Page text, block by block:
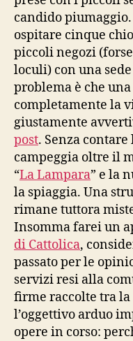
candido
ospitare cinque
piccoli negozi
loculi) con una
problema è che
completamente la
giustamente
post. Senza
campeggia oltre il
“La Lampara” e la
la spiaggia. Una
rimane tuttora
Insomma farei un
di Cattolica,
passato per le
servizi resi alla
firme raccolte tra
l’oggettivo arduo
opere in corso: